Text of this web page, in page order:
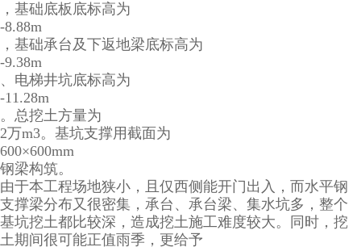
，基础底板底标高为
-8.88m
，基础承台及下返地梁底标高为
-9.38m
、电梯井坑底标高为
-11.28m
。总挖土方量为
2万m3。基坑支撑用截面为
600×600mm
钢梁构筑。
由于本工程场地狭小，且仅西侧能开门出入，而水平钢
支撑梁分布又很密集，承台、承台梁、集水坑多，整个
基坑挖土都比较深，造成挖土施工难度较大。同时，挖
土期间很可能正值雨季，更给予